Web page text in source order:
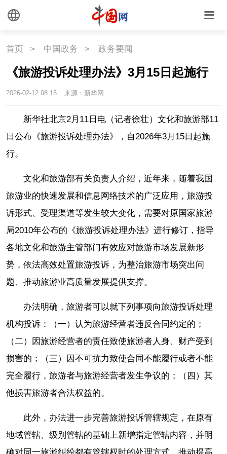
助残 一带一路
首页 > 中国政务 > 政务要闻
《旅游投诉处理办法》3月15日起施行
2026-02-12 08:15 来源：新华网
新华社北京2月11日电（记者徐壮）文化和旅游部11
日公布《旅游投诉处理办法》，自2026年3月15日起施
行。
文化和旅游部有关负责人介绍，近年来，随着我国
旅游业的快速发展和信息网络技术的广泛应用，旅游投
诉形式、受理渠道等发生较大变化，需要对原国家旅游
局2010年公布的《旅游投诉处理办法》进行修订，指导
各地文化和旅游主管部门有效应对旅游市场发展新形
势，依法高效处置旅游投诉，为整治旅游市场突出问
题、推动旅游业高质量发展提供支撑。
办法明确，旅游者可以就下列事项向旅游投诉处理
机构投诉：（一）认为旅游经营者违反合同约定的；
（二）因旅游经营者的责任致使旅游者人身、财产受到
损害的；（三）因不可抗力致使合同不能履行或者不能
完全履行，旅游者与旅游经营者发生争议的；（四）其
他损害旅游者合法权益的。
此外，办法进一步完善旅游投诉管辖规定，在原有
地域管辖、级别管辖的基础上新增指定管辖内容，并明
确对同一旅游纠纷都有管辖权时的处理方式，推动提高